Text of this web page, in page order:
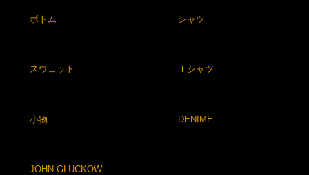
ボトム シャツ
スウェット Ｔシャツ
小物 DENIME
JOHN GLUCKOW